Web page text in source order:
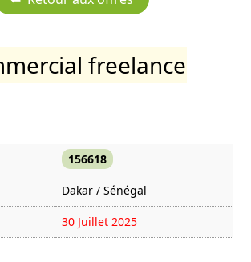
freelance
156618
Dakar / Sénégal
30 Juillet 2025